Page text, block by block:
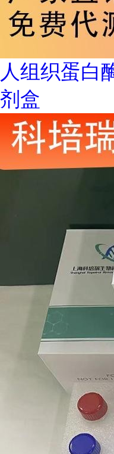
人组织蛋白
剂盒